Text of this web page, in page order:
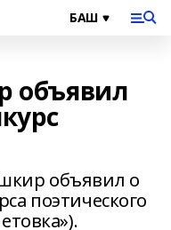
объявил
объявил о
поэтического